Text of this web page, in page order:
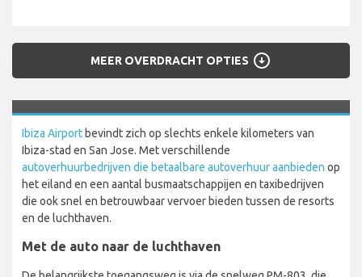
MEER OVERDRACHT OPTIES arrow_circle_down
Ibiza Airport bevindt zich op slechts enkele kilometers van
Ibiza-stad en San Jose. Met verschillende
autoverhuurbedrijven die betaalbare autoverhuur aanbieden op
het eiland en een aantal busmaatschappijen en taxibedrijven
die ook snel en betrouwbaar vervoer bieden tussen de resorts
en de luchthaven.
Met de auto naar de luchthaven